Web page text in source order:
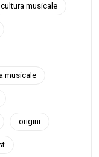
cultura musicale
musicale
origini